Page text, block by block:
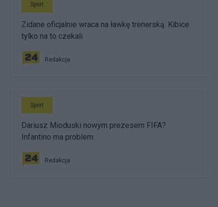
Sport
Zidane oficjalnie wraca na ławkę trenerską. Kibice
tylko na to czekali
Redakcja
Sport
Dariusz Mioduski nowym prezesem FIFA?
Infantino ma problem
Redakcja